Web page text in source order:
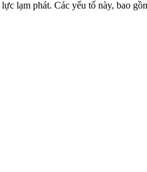
lạm phát. Các yếu tố này, bao